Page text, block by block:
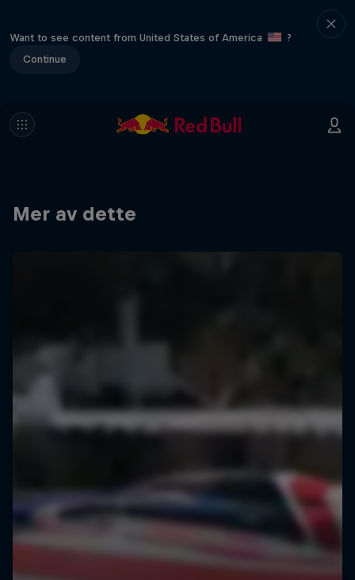
Want to see content from United States of America
?
Continue
Mer av dette